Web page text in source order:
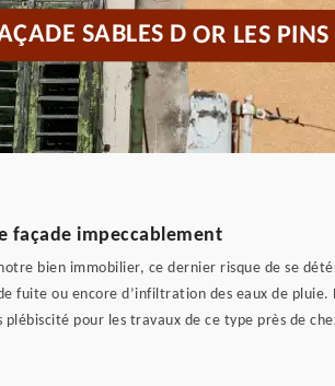
SABLES D OR LES
façade impeccablement
bien immobilier, ce dernier risque de se
fuite ou encore d’infiltration des eaux de
plébiscité pour les travaux de ce type près de